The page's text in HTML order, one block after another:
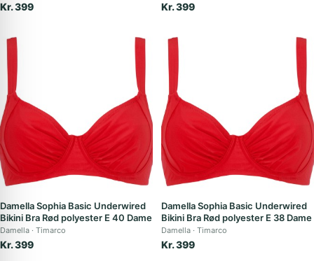
Kr. 399 Kr. 399
Damella Sophia Basic Underwired
Bikini Bra Rød polyester E 40 Dame
Damella Timarco
Kr. 399
Damella Sophia Basic Underwired
Bikini Bra Rød polyester E 38 Dame
Damella Timarco
Kr. 399